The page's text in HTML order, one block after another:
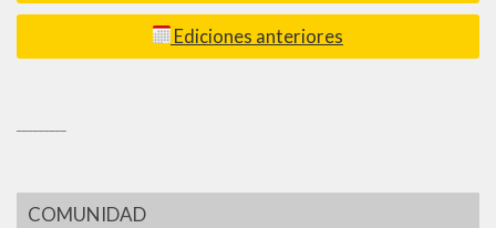
Ediciones anteriores
COMUNIDAD